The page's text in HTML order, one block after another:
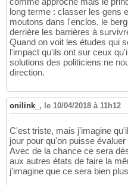
long terme : classer les gens
moutons dans l'enclos, le
derrière les barrières à
Quand on voit les études qui
l'impact qu'ils ont sur ceux
solutions des politiciens ne
direction.
onilink_ , le 10/04/2018 à 11h12
C'est triste, mais j'imagine
jour pour qu'on puisse
Avec de la chance ce sera
aux autres états de faire la
j'imagine que ce sera bien